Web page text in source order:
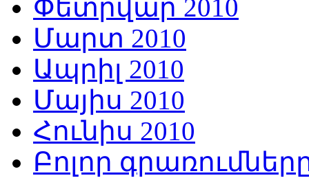
Փետրվար 2010
Մարտ 2010
Ապրիլ 2010
Մայիս 2010
Հունիս 2010
Բոլոր